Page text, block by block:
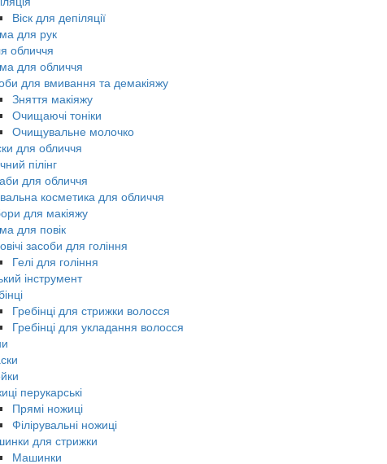
Віск для депіляції
для рук
обличчя
для обличчя
для вмивання та демакіяжу
Зняття макіяжу
Очищаючі тоніки
Очищувальне молочко
для обличчя
пілінг
для обличчя
косметика для обличчя
для макіяжу
для повік
засоби для гоління
Гелі для гоління
інструмент
Гребінці для стрижки волосся
Гребінці для укладання волосся
перукарські
Прямі ножиці
Філірувальні ножиці
для стрижки
Машинки